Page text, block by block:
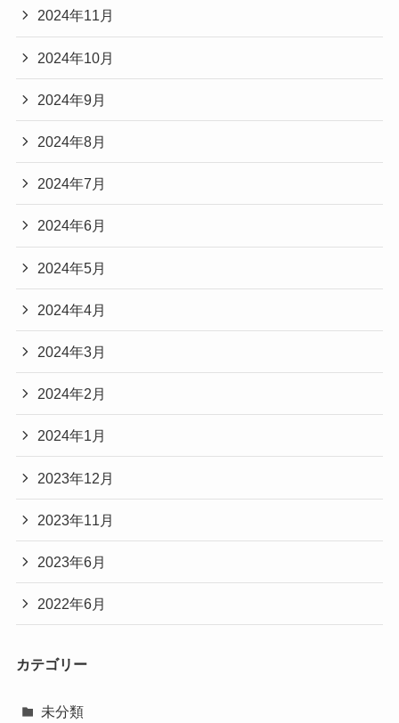
2024年11月
2024年10月
2024年9月
2024年8月
2024年7月
2024年6月
2024年5月
2024年4月
2024年3月
2024年2月
2024年1月
2023年12月
2023年11月
2023年6月
2022年6月
カテゴリー
未分類